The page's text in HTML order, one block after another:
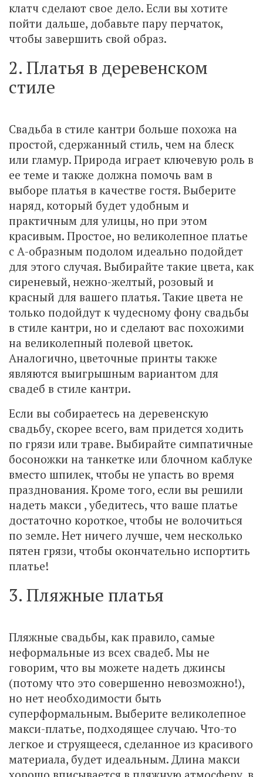
клатч сделают свое дело. Если вы хотите
пойти дальше, добавьте пару перчаток,
чтобы завершить свой образ.
2. Платья в деревенском
стиле
Свадьба в стиле кантри больше похожа на
простой, сдержанный стиль, чем на блеск
или гламур. Природа играет ключевую роль в
ее теме и также должна помочь вам в
выборе платья в качестве гостя. Выберите
наряд, который будет удобным и
практичным для улицы, но при этом
красивым. Простое, но великолепное платье
с А-образным подолом идеально подойдет
для этого случая. Выбирайте такие цвета, как
сиреневый, нежно-желтый, розовый и
красный для вашего платья. Такие цвета не
только подойдут к чудесному фону свадьбы
в стиле кантри, но и сделают вас похожими
на великолепный полевой цветок.
Аналогично, цветочные принты также
являются выигрышным вариантом для
свадеб в стиле кантри.
Если вы собираетесь на деревенскую
свадьбу, скорее всего, вам придется ходить
по грязи или траве. Выбирайте симпатичные
босоножки на танкетке или блочном каблуке
вместо шпилек, чтобы не упасть во время
празднования. Кроме того, если вы решили
надеть макси , убедитесь, что ваше платье
достаточно короткое, чтобы не волочиться
по земле. Нет ничего лучше, чем несколько
пятен грязи, чтобы окончательно испортить
платье!
3. Пляжные платья
Пляжные свадьбы, как правило, самые
неформальные из всех свадеб. Мы не
говорим, что вы можете надеть джинсы
(потому что это совершенно невозможно!),
но нет необходимости быть
суперформальным. Выберите великолепное
макси-платье, подходящее случаю. Что-то
легкое и струящееся, сделанное из красивого
материала, будет идеальным. Длина макси